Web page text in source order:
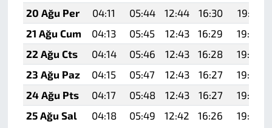
20 Ağu Per
04:11 05:44 12:44 16:30
19:33
21 Ağu Cum
04:13 05:45 12:43 16:29
19:32
22 Ağu Cts
04:14 05:46 12:43 16:28
19:30
23 Ağu Paz
04:15 05:47 12:43 16:27
19:29
24 Ağu Pts
04:17 05:48 12:43 16:27
19:27
25 Ağu Sal
04:18 05:49 12:42 16:26 19:26